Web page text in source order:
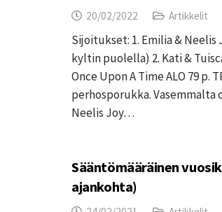
20/02/2022 Artikkelit
Sijoitukset: 1. Emilia & Neelis
kyltin puolella) 2. Kati &
Once Upon A Time ALO 79 p.
perhosporukka. Vasemmalta
Neelis Joy…
Sääntömääräinen
ajankohta)